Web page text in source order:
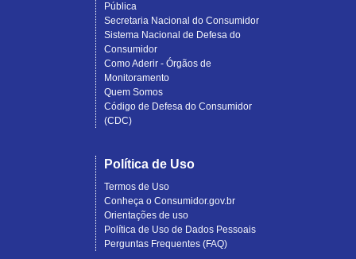
Pública
Secretaria Nacional do Consumidor
Sistema Nacional de Defesa do
Consumidor
Como Aderir - Órgãos de
Monitoramento
Quem Somos
Código de Defesa do Consumidor
(CDC)
Política de Uso
Termos de Uso
Conheça o Consumidor.gov.br
Orientações de uso
Política de Uso de Dados Pessoais
Perguntas Frequentes (FAQ)